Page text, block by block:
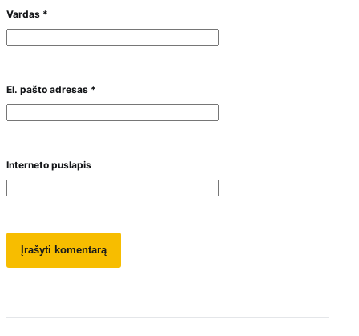
Vardas *
El. pašto adresas *
Interneto puslapis